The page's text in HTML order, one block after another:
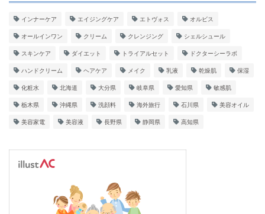
インナーケア エイジングケア エトヴォス オルビス
オールインワン クリーム クレンジング シェルシュール
スキンケア ダイエット トライアルセット ドクターシーラボ
ハンドクリーム ヘアケア メイク 乳液 乾燥肌 保湿
化粧水 北海道 大分県 岐阜県 愛知県 敏感肌
栃木県 沖縄県 洗顔料 海外旅行 石川県 美容オイル
美容家電 美容液 長野県 静岡県 高知県